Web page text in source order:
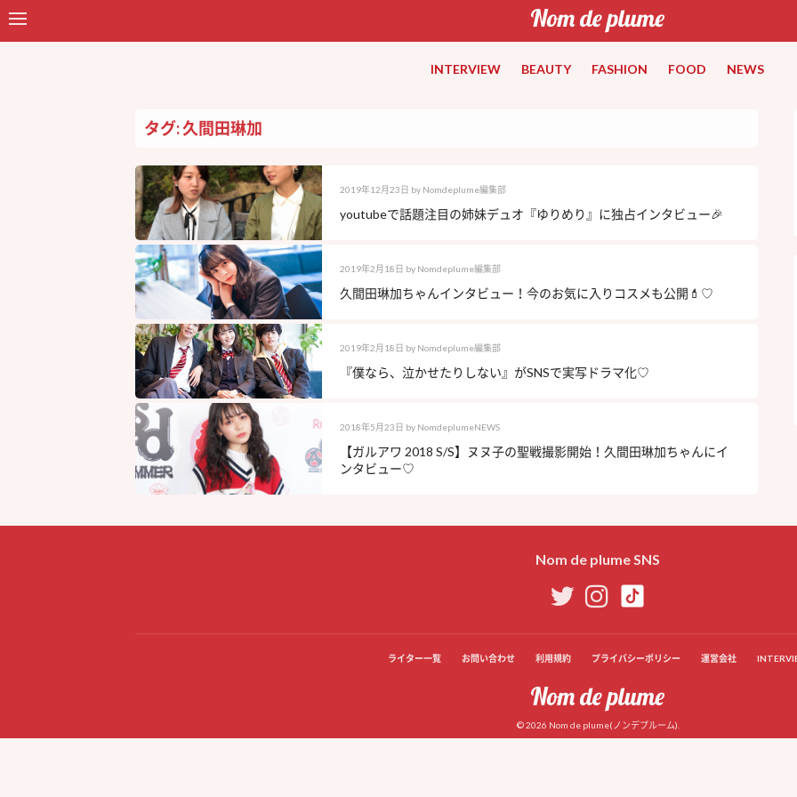
INTERVIEW BEAUTY FASHION FOOD NEWS
タグ: 久間田琳加
2019年12月23日 by Nomdeplume編集部
youtubeで話題注目の姉妹デュオ『ゆりめり』に独占インタビュー🎉
2019年2月18日 by Nomdeplume編集部
久間田琳加ちゃんインタビュー！今のお気に入りコスメも公開💄♡
2019年2月18日 by Nomdeplume編集部
『僕なら、泣かせたりしない』がSNSで実写ドラマ化♡
2018年5月23日 by NomdeplumeNEWS
【ガルアワ 2018 S/S】ヌヌ子の聖戦撮影開始！久間田琳加ちゃんにイ
ンタビュー♡
Nom de plume SNS
ライター一覧 お問い合わせ 利用規約 プライバシーポリシー 運営会社
© 2026 Nom de plume(ノンデプルーム).